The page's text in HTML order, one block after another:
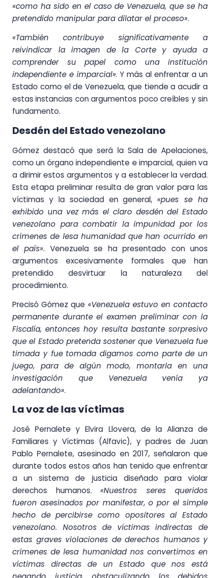
«como ha sido en el caso de Venezuela, que se ha
pretendido manipular para dilatar el proceso».
«También contribuye significativamente a
reivindicar la imagen de la Corte y ayuda a
comprender su papel como una institución
independiente e imparcial». Y más al enfrentar a un
Estado como el de Venezuela, que tiende a acudir a
estas instancias con argumentos poco creíbles y sin
fundamento.
Desdén del Estado venezolano
Gómez destacó que será la Sala de Apelaciones,
como un órgano independiente e imparcial, quien va
a dirimir estos argumentos y a establecer la verdad.
Esta etapa preliminar resulta de gran valor para las
víctimas y la sociedad en general,«pues se ha
exhibido una vez más el claro desdén del Estado
venezolano para combatir la impunidad por los
crímenes de lesa humanidad que han ocurrido en
el país». Venezuela se ha presentado con unos
argumentos excesivamente formales que han
pretendido desvirtuar la naturaleza del
procedimiento.
Precisó Gómez que «Venezuela estuvo en contacto
permanente durante el examen preliminar con la
Fiscalía, entonces hoy resulta bastante sorpresivo
que el Estado pretenda sostener que Venezuela fue
timada y fue tomada digamos como parte de un
juego, para de algún modo, montarla en una
investigación que Venezuela venía ya
adelantando».
La voz de las víctimas
José Pernalete y Elvira Llovera, de la Alianza de
Familiares y Víctimas (Alfavic), y padres de Juan
Pablo Pernalete, asesinado en 2017, señalaron que
durante todos estos años han tenido que enfrentar
a un sistema de justicia diseñado para violar
derechos humanos. «Nuestros seres queridos
fueron asesinados por manifestar, o por el simple
hecho de percibirse como opositores al Estado
venezolano. Nosotros de víctimas indirectas de
estas graves violaciones de derechos humanos y
crímenes de lesa humanidad nos convertimos en
víctimas directas de un Estado que nos está